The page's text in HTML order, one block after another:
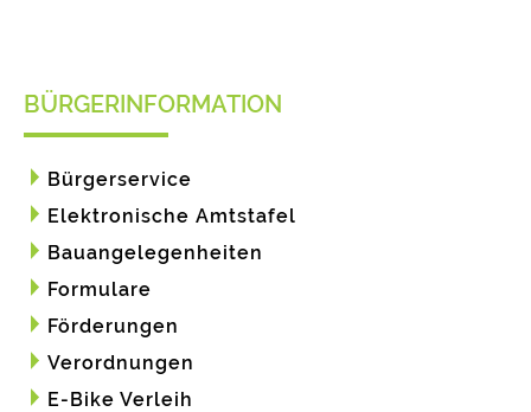
BÜRGERINFORMATION
Bürgerservice
Elektronische Amtstafel
Bauangelegenheiten
Formulare
Förderungen
Verordnungen
E-Bike Verleih